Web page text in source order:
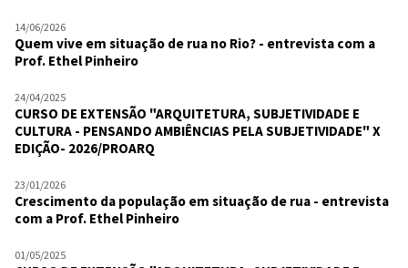
14/06/2026
Quem vive em situação de rua no Rio? - entrevista com a
Prof. Ethel Pinheiro
24/04/2025
CURSO DE EXTENSÃO "ARQUITETURA, SUBJETIVIDADE E
CULTURA - PENSANDO AMBIÊNCIAS PELA SUBJETIVIDADE" X
EDIÇÃO- 2026/PROARQ
23/01/2026
Crescimento da população em situação de rua - entrevista
com a Prof. Ethel Pinheiro
01/05/2025